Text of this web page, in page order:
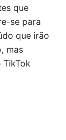
que
se para
que irão
mas
TikTok